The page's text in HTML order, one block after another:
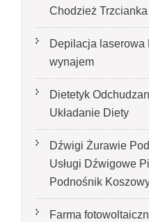
Chodzież
Depilacja laserowa
wynajem
Dietetyk
Układanie Diety
Dźwigi Żurawie
Usługi Dźwigowe
Podnośnik
Farma